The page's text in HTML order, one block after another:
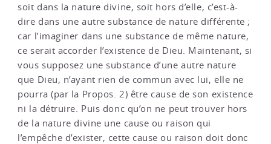
soit dans la nature divine, soit hors d’elle, c’est-à-
dire dans une autre substance de nature différente ;
car l’imaginer dans une substance de même nature,
ce serait accorder l’existence de Dieu. Maintenant, si
vous supposez une substance d’une autre nature
que Dieu, n’ayant rien de commun avec lui, elle ne
pourra (par la Propos. 2) être cause de son existence
ni la détruire. Puis donc qu’on ne peut trouver hors
de la nature divine une cause ou raison qui
l’empêche d’exister, cette cause ou raison doit donc